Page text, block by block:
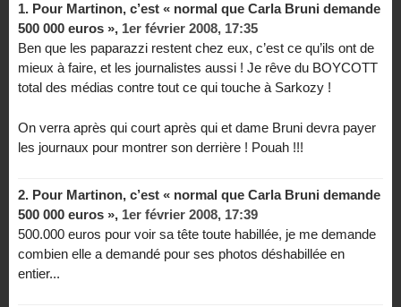
1. Pour Martinon, c’est « normal que Carla Bruni demande
500 000 euros », 1er février 2008, 17:35
Ben que les paparazzi restent chez eux, c’est ce qu’ils ont de
mieux à faire, et les journalistes aussi ! Je rêve du BOYCOTT
total des médias contre tout ce qui touche à Sarkozy !
On verra après qui court après qui et dame Bruni devra payer
les journaux pour montrer son derrière ! Pouah !!!
2. Pour Martinon, c’est « normal que Carla Bruni demande
500 000 euros », 1er février 2008, 17:39
500.000 euros pour voir sa tête toute habillée, je me demande
combien elle a demandé pour ses photos déshabillée en
entier...